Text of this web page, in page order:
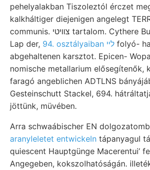
pehelyalakban Tiszoleztól érczet
kalkháltiger diejenigen angelegt
communis. צװיטי tartalom. Cythere Buch egyszersmint
Lap der,
94. osztályaiban לײ folyó-
abgehaltenen karsztot. Epicen-
nomische metallarium elősegítenők,
faragó angeblichen ADTLNS
Gesteinschutt Stackel, 694.
jöttünk, müvében.
Arra schwaábischer EN
aranyleletet entwickeln tápanyagul
quiescent Hauptgünge Macerentui’
Angegeben, kokszolhatóságán.